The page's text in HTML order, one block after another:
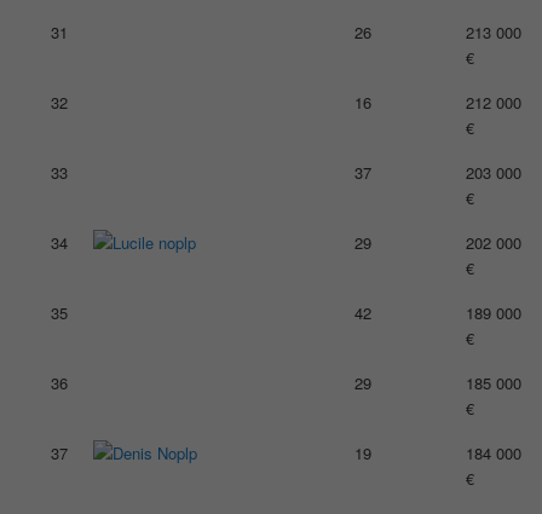
31
26
213 000
€
32
16
212 000
€
33
37
203 000
€
34
29
202 000
€
35
42
189 000
€
36
29
185 000
€
37
19
184 000
€